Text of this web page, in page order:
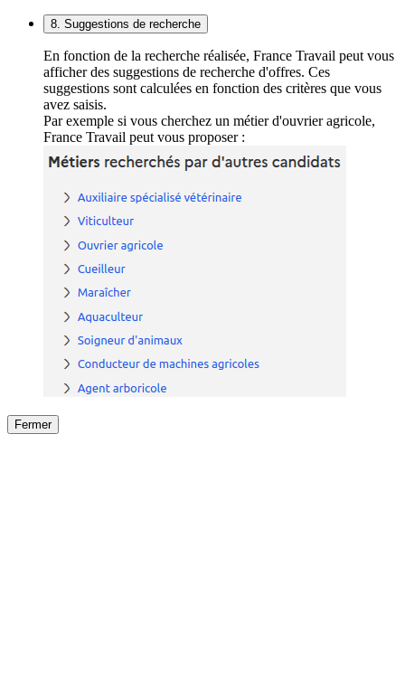
8. Suggestions de recherche
En fonction de la recherche réalisée, France Travail peut vous
afficher des suggestions de recherche d'offres. Ces
suggestions sont calculées en fonction des critères que vous
avez saisis.
Par exemple si vous cherchez un métier d'ouvrier agricole,
France Travail peut vous proposer :
Fermer